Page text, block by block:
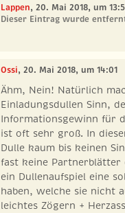
Lappen, 20. Mai 2018, um
Dieser Eintrag wurde
Ossi, 20. Mai 2018, um 14:01
Ähm, Nein! Natürlich
Einladungsdullen Sinn,
Informationsgewinn für
ist oft sehr groß. In
Dulle kaum bis keinen
fast keine Partnerblätter
ein Dullenaufspiel eine
haben, welche sie nicht
leichtes Zögern +